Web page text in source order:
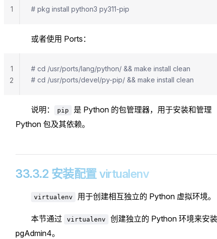
# pkg install python3 py311-pip
1
或者使用 Ports：
# cd /usr/ports/lang/python/ && make install clean
# cd /usr/ports/devel/py-pip/ && make install clean
1
2
说明： pip
是 Python 的包管理器，用于安装和管理
Python 包及其依赖。
33.3.2 安装配置 virtualenv
virtualenv 用于创建相互独立的 Python 虚拟环境。
本节通过 virtualenv
创建独立的 Python 环境来安装
pgAdmin4。